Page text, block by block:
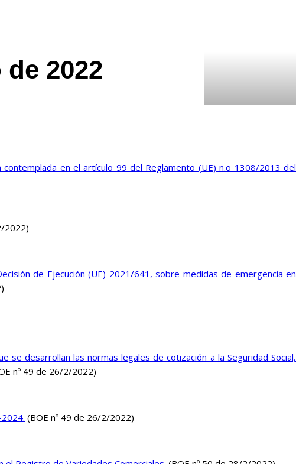
2022
en el artículo 99 del Reglamento (UE) n.o 1308/2013 del
2022)
de Ejecución (UE) 2021/641, sobre medidas de emergencia en
desarrollan las normas legales de cotización a la Seguridad Social,
nº 49 de 26/2/2022)
(BOE nº 49 de 26/2/2022)